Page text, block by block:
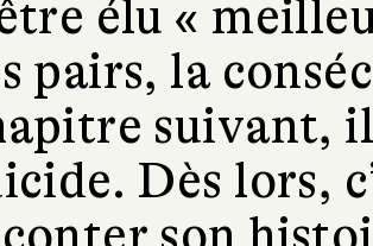
élu «
pairs, la
suivant,
Dès lors,